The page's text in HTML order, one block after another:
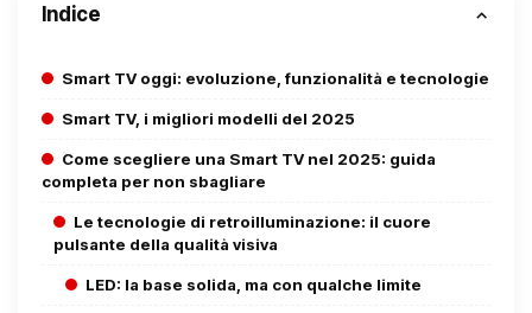
Indice
Smart TV oggi: evoluzione, funzionalità e tecnologie
Smart TV, i migliori modelli del 2025
Come scegliere una Smart TV nel 2025: guida
completa per non sbagliare
Le tecnologie di retroilluminazione: il cuore
pulsante della qualità visiva
LED: la base solida, ma con qualche limite